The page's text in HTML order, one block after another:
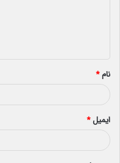
*
نام*
ایمیل*